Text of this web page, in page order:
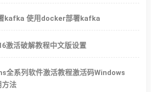
kafka 使用docker部署kafka
激活破解教程中文版设置
全系列软件激活教程激活码Windows
法